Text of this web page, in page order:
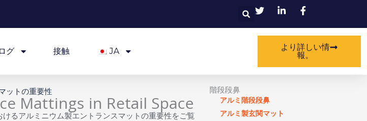
検
索
グ 接触 JA
より詳しい情
報。
ットの重要性
Mattings in Retail Space
るアルミニウム製エントランスマットの重要性をご覧
階段段鼻
アルミ階段段鼻
アルミ製玄関マット